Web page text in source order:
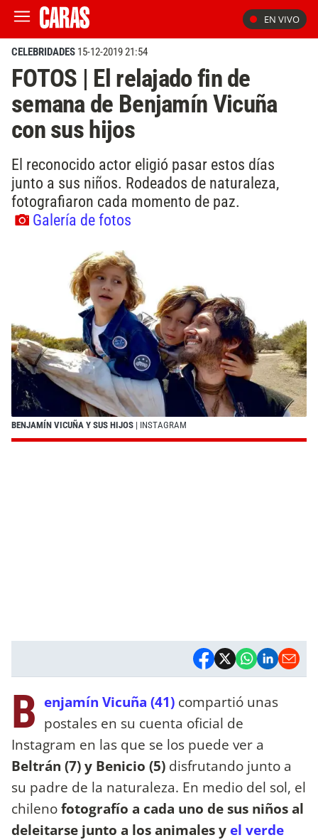
EN VIVO
CELEBRIDADES 15-12-2019 21:54
FOTOS | El relajado fin de
semana de Benjamín Vicuña
con sus hijos
El reconocido actor eligió pasar estos días
junto a sus niños. Rodeados de naturaleza,
fotografiaron cada momento de paz.
Galería de fotos
BENJAMÍN VICUÑA Y SUS HIJOS | INSTAGRAM
B enjamín Vicuña (41) compartió unas
postales en su cuenta oficial de
Instagram en las que se los puede ver a
Beltrán (7) y Benicio (5) disfrutando junto a
su padre de la naturaleza. En medio del sol, el
chilenofotografío a cada uno de sus niños al
deleitarse junto a los animales y el verde